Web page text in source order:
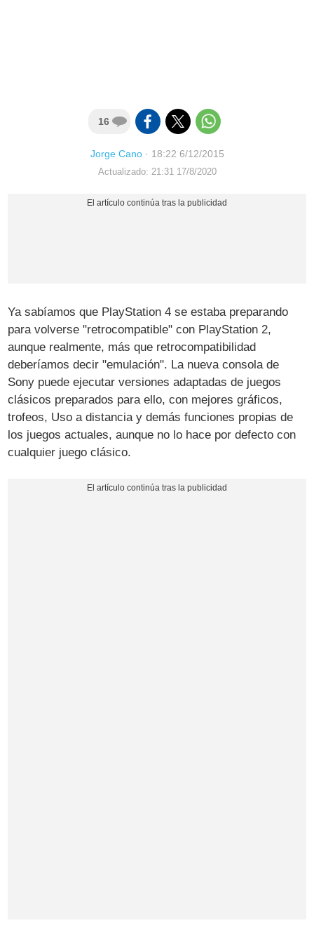
16
Jorge Cano· 18:22 6/12/2015
Actualizado: 21:31 17/8/2020
Ya sabíamos que PlayStation 4 se estaba preparando
para volverse "retrocompatible" con PlayStation 2,
aunque realmente, más que retrocompatibilidad
deberíamos decir "emulación". La nueva consola de
Sony puede ejecutar versiones adaptadas de juegos
clásicos preparados para ello, con mejores gráficos,
trofeos, Uso a distancia y demás funciones propias de
los juegos actuales, aunque no lo hace por defecto con
cualquier juego clásico.